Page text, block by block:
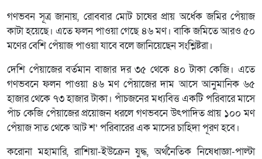
গণভবন সূত্র জানায়, রোববার মোট চাষের প্রায় অর্ধেক জমির পেঁয়াজ
কাটা হয়েছে। এতে ফলন পাওয়া গেছে ৪৬ মণ। বাকি জমিতে আরও ৫০
মণের বেশি পেঁয়াজ পাওয়া যাবে বলে জানিয়েছেন সংশ্লিষ্টরা।
দেশি পেঁয়াজের বর্তমান বাজার দর ৩৫ থেকে ৪০ টাকা কেজি। এতে
গণভবনে ফলন পাওয়া ৪৬ মণ পেঁয়াজের দাম আসে আনুমানিক ৬৫
হাজার থেকে ৭৩ হাজার টাকা। পাঁচজনের মধ্যবিত্ত একটি পরিবারে মাসে
পাঁচ কেজি পেঁয়াজের প্রয়োজন ধরলে গণভবনে উৎপাদিত প্রায় ১০০ মণ
পেঁয়াজ সাত থেকে আট শ’ পরিবারের এক মাসের চাহিদা পূরণ হবে।
করোনা মহামারি, রাশিয়া-ইউক্রেন যুদ্ধ, অর্থনৈতিক নিষেধাজ্ঞা-পাল্টা